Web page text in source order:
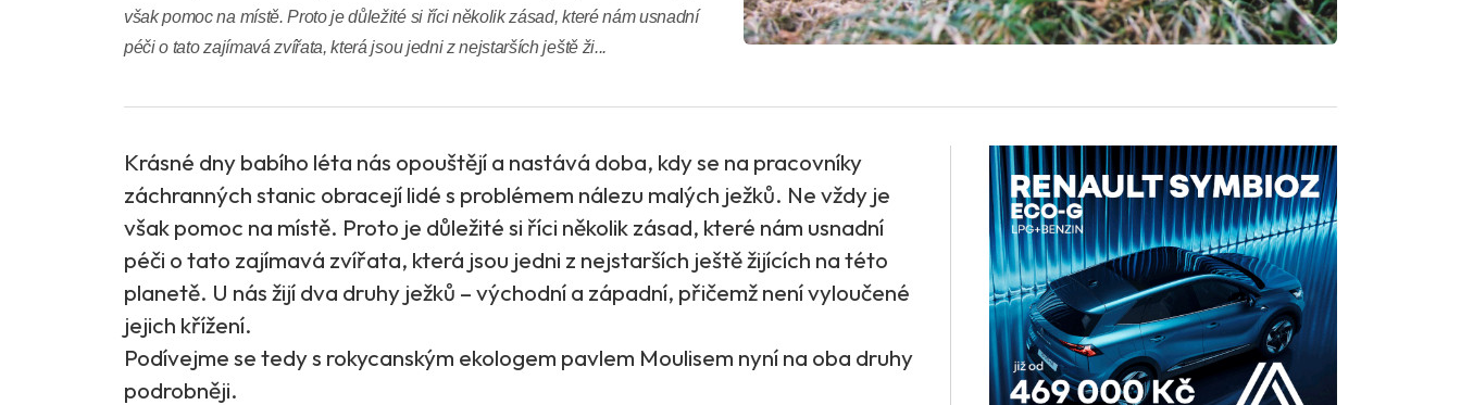
však pomoc na místě. Proto je důležité si říci několik zásad, které nám usnadní
péči o tato zajímavá zvířata, která jsou jedni z nejstarších ještě ži...
Krásné dny babího léta nás opouštějí a nastává doba, kdy se na pracovníky
záchranných stanic obracejí lidé s problémem nálezu malých ježků. Ne vždy je
však pomoc na místě. Proto je důležité si říci několik zásad, které nám usnadní
péči o tato zajímavá zvířata, která jsou jedni z nejstarších ještě žijících na této
planetě. U nás žijí dva druhy ježků – východní a západní, přičemž není vyloučené
jejich křížení.
Podívejme se tedy s rokycanským ekologem pavlem Moulisem nyní na oba druhy
podrobněji.